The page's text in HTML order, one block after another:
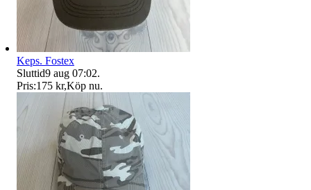
Keps. Fostex
Sluttid9 aug 07:02.
Pris:175 kr,Köp nu.